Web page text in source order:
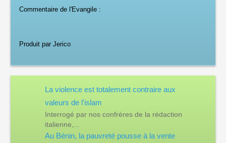
Commentaire de l'Evangile :
Produit par Jerico
La violence est totalement contraire aux
valeurs de l'islam
Interrogé par nos confrères de la rédaction
italienne,...
Au Bénin, la pauvreté pousse à la vente